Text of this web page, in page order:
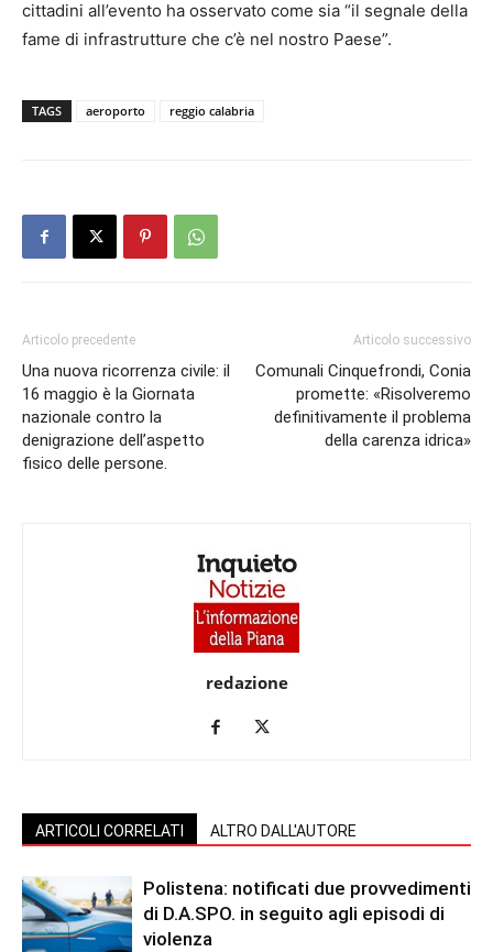
cittadini all’evento ha osservato come sia “il segnale della
fame di infrastrutture che c’è nel nostro Paese”.
TAGS aeroporto reggio calabria
Articolo precedente
Una nuova ricorrenza civile: il
16 maggio è la Giornata
nazionale contro la
denigrazione dell’aspetto
fisico delle persone.
Articolo successivo
Comunali Cinquefrondi, Conia
promette: «Risolveremo
definitivamente il problema
della carenza idrica»
redazione
ARTICOLI CORRELATI ALTRO DALL'AUTORE
Polistena: notificati due provvedimenti
di D.A.SPO. in seguito agli episodi di
violenza